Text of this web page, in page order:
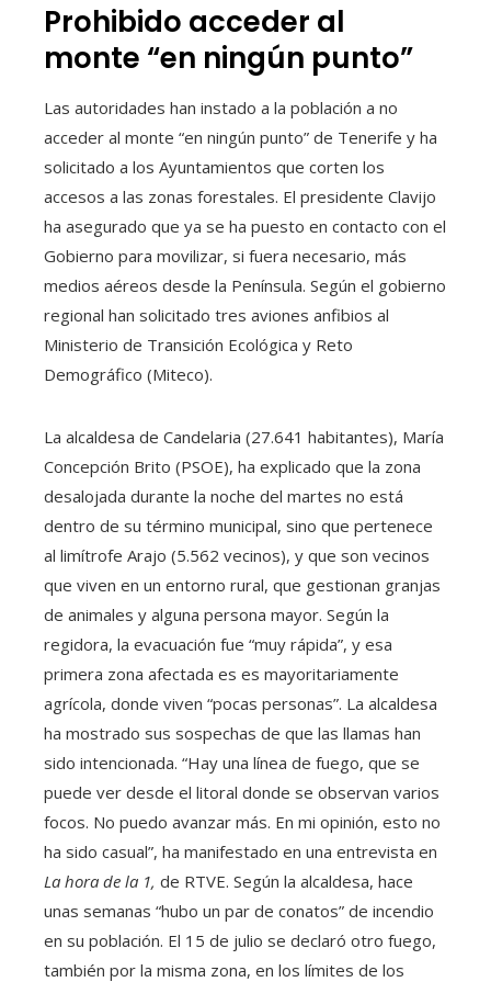
Prohibido acceder al
monte “en ningún punto”
Las autoridades han instado a la población a no
acceder al monte “en ningún punto” de Tenerife y ha
solicitado a los Ayuntamientos que corten los
accesos a las zonas forestales. El presidente Clavijo
ha asegurado que ya se ha puesto en contacto con el
Gobierno para movilizar, si fuera necesario, más
medios aéreos desde la Península. Según el gobierno
regional han solicitado tres aviones anfibios al
Ministerio de Transición Ecológica y Reto
Demográfico (Miteco).
La alcaldesa de Candelaria (27.641 habitantes), María
Concepción Brito (PSOE), ha explicado que la zona
desalojada durante la noche del martes no está
dentro de su término municipal, sino que pertenece
al limítrofe Arajo (5.562 vecinos), y que son vecinos
que viven en un entorno rural, que gestionan granjas
de animales y alguna persona mayor. Según la
regidora, la evacuación fue “muy rápida”, y esa
primera zona afectada es es mayoritariamente
agrícola, donde viven “pocas personas”. La alcaldesa
ha mostrado sus sospechas de que las llamas han
sido intencionada. “Hay una línea de fuego, que se
puede ver desde el litoral donde se observan varios
focos. No puedo avanzar más. En mi opinión, esto no
ha sido casual”, ha manifestado en una entrevista en
La hora de la 1, de RTVE. Según la alcaldesa, hace
unas semanas “hubo un par de conatos” de incendio
en su población. El 15 de julio se declaró otro fuego,
también por la misma zona, en los límites de los